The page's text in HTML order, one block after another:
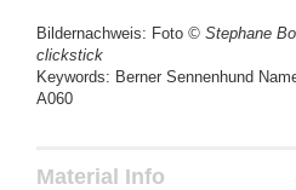
Bildernachweis: Foto © Stephane
clickstick
Keywords: Berner Sennenhund
A060
Material Info